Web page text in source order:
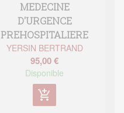
MEDECINE
D'URGENCE
PREHOSPITALIERE
YERSIN BERTRAND
95,00 €
Disponible
add_shopping_cart